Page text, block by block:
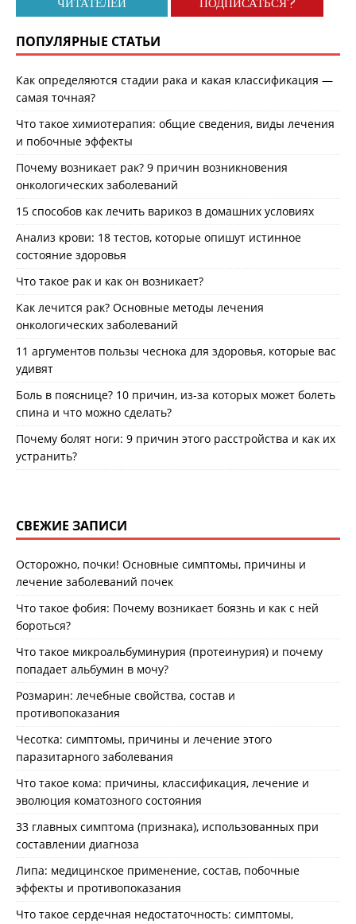
ЧИТАТЕЛЕЙ ПОДПИСАТЬСЯ?
ПОПУЛЯРНЫЕ СТАТЬИ
Как определяются стадии рака и какая классификация —
самая точная?
Что такое химиотерапия: общие сведения, виды лечения
и побочные эффекты
Почему возникает рак? 9 причин возникновения
онкологических заболеваний
15 способов как лечить варикоз в домашних условиях
Анализ крови: 18 тестов, которые опишут истинное
состояние здоровья
Что такое рак и как он возникает?
Как лечится рак? Основные методы лечения
онкологических заболеваний
11 аргументов пользы чеснока для здоровья, которые вас
удивят
Боль в пояснице? 10 причин, из-за которых может болеть
спина и что можно сделать?
Почему болят ноги: 9 причин этого расстройства и как их
устранить?
СВЕЖИЕ ЗАПИСИ
Осторожно, почки! Основные симптомы, причины и
лечение заболеваний почек
Что такое фобия: Почему возникает боязнь и как с ней
бороться?
Что такое микроальбуминурия (протеинурия) и почему
попадает альбумин в мочу?
Розмарин: лечебные свойства, состав и
противопоказания
Чесотка: симптомы, причины и лечение этого
паразитарного заболевания
Что такое кома: причины, классификация, лечение и
эволюция коматозного состояния
33 главных симптома (признака), использованных при
составлении диагноза
Липа: медицинское применение, состав, побочные
эффекты и противопоказания
Что такое сердечная недостаточность: симптомы,